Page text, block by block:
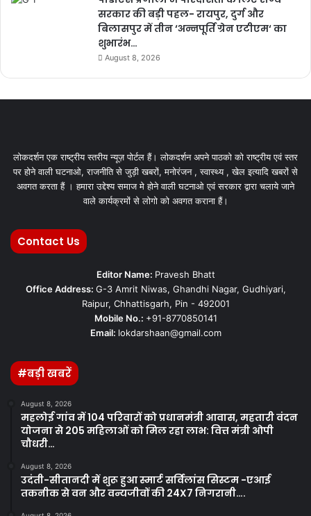
सरकार की बड़ी पहल- रायपुर, दुर्ग और
बिलासपुर में तीन ‘अन्नपूर्ति ग्रेन एटीएम‘ का
शुभारंभ…
August 8, 2026
लोकदर्शन एक राष्ट्रीय स्तरीय न्यूज़ पोर्टल हैं। लोकदर्शन अपने पाठको को राष्ट्रीय एवं स्तर
पर होने वाली घटनाओ, राजनीति से जुड़ी खबरों, मनोरंजन , स्वास्थ्य , खेल इत्यादि खबरों से
अवगत करता हैं । हमारा उद्देश्य समाज मे होने वाली घटनाओ एवं सरकार द्वारा चलाये जाने
वाले कार्यक्रमों से लोगो को अवगत कराना हैं।
Contact Us
Editor Name: Pravesh Bhatt
Office Address: G-3 Amrit Niwas, Ghandhi Nagar, Gudhiyari,
Raipur, Chhattisgarh, Pin - 492001
Mobile No.: +91-8770850141
Email: lokdarshaan@gmail.com
#बड़ी खबरें
August 8, 2026
महलोई गांव में 104 परिवारों को प्रधानमंत्री आवास, महतारी वंदन
योजना से 205 महिलाओं को मिल रहा लाभ: वित्त मंत्री ओपी
चौधरी…
August 8, 2026
उदंती-सीतानदी में शुरू हुआ स्मार्ट सर्विलांस सिस्टम -एआई
तकनीक से वन और वन्यजीवों की 24X7 निगरानी….